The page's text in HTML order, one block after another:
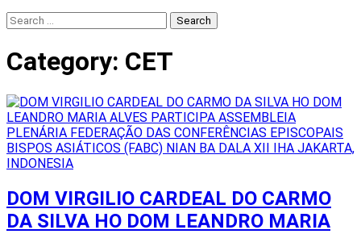
Search
for:
Category: CET
DOM VIRGILIO CARDEAL DO CARMO
DA SILVA HO DOM LEANDRO MARIA